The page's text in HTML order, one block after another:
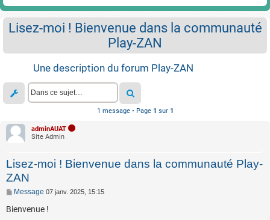
Lisez-moi ! Bienvenue dans la communauté
Play-ZAN
Une description du forum Play-ZAN
1 message • Page 1 sur 1
adminAUAT
Site Admin
Lisez-moi ! Bienvenue dans la communauté Play-
ZAN
Message 07 janv. 2025, 15:15
Bienvenue !